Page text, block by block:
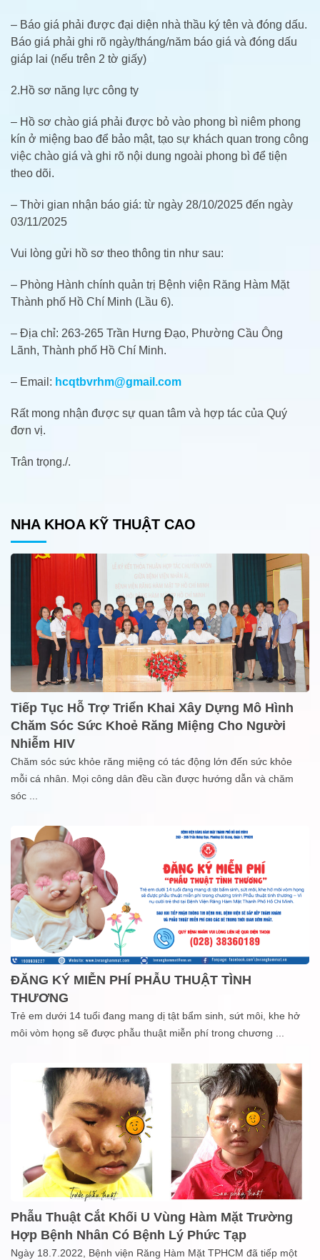
– Báo giá phải được đại diện nhà thầu ký tên và đóng dấu.
Báo giá phải ghi rõ ngày/tháng/năm báo giá và đóng dấu
giáp lai (nếu trên 2 tờ giấy)
2.Hồ sơ năng lực công ty
– Hồ sơ chào giá phải được bỏ vào phong bì niêm phong
kín ở miệng bao để bảo mật, tạo sự khách quan trong công
việc chào giá và ghi rõ nội dung ngoài phong bì để tiện
theo dõi.
– Thời gian nhận báo giá: từ ngày 28/10/2025 đến ngày
03/11/2025
Vui lòng gửi hồ sơ theo thông tin như sau:
– Phòng Hành chính quản trị Bệnh viện Răng Hàm Mặt
Thành phố Hồ Chí Minh (Lầu 6).
– Địa chỉ: 263-265 Trần Hưng Đạo, Phường Cầu Ông
Lãnh, Thành phố Hồ Chí Minh.
– Email: hcqtbvrhm@gmail.com
Rất mong nhận được sự quan tâm và hợp tác của Quý
đơn vị.
Trân trọng./.
NHA KHOA KỸ THUẬT CAO
Tiếp Tục Hỗ Trợ Triển Khai Xây Dựng Mô Hình
Chăm Sóc Sức Khoẻ Răng Miệng Cho Người
Nhiễm HIV
Chăm sóc sức khỏe răng miệng có tác động lớn đến sức khỏe
mỗi cá nhân. Mọi công dân đều cần được hướng dẫn và chăm
sóc
ĐĂNG KÝ MIỄN PHÍ PHẪU THUẬT TÌNH
THƯƠNG
Trẻ em dưới 14 tuổi đang mang dị tật bẩm sinh, sứt môi, khe hở
môi vòm họng sẽ được phẫu thuật miễn phí trong chương
Phẫu Thuật Cắt Khối U Vùng Hàm Mặt Trường
Hợp Bệnh Nhân Có Bệnh Lý Phức Tạp
Ngày 18.7.2022, Bệnh viện Răng Hàm Mặt TPHCM đã tiếp một